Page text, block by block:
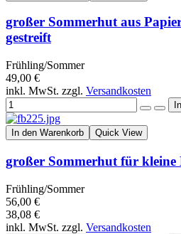
großer Sommerhut aus
gestreift
Frühling/Sommer
49,00 €
inkl. MwSt. zzgl. Versandkosten
In den Warenkorb Quick View
großer Sommerhut für kleine
Frühling/Sommer
56,00 €
38,08 €
inkl. MwSt. zzgl. Versandkosten